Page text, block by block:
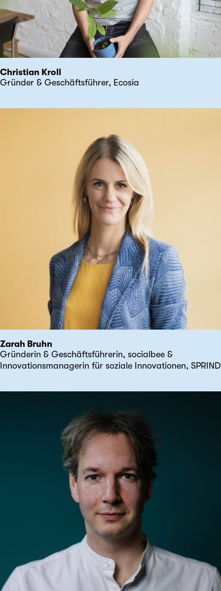
Christian Kroll
Gründer & Geschäftsführer, Ecosia
Zarah Bruhn
Gründerin & Geschäftsführerin, socialbee &
Innovationsmanagerin für soziale Innovationen, SPRIND